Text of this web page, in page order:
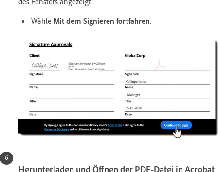
Wähle Mit dem Signieren fortfahren.
Herunterladen und Öffnen der PDF-Datei in Acrobat